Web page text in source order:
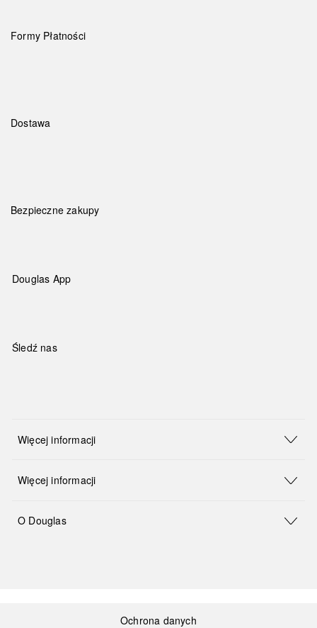
Formy Płatności
Dostawa
Bezpieczne zakupy
Douglas App
Śledź nas
Więcej informacji
Więcej informacji
O Douglas
Ochrona danych